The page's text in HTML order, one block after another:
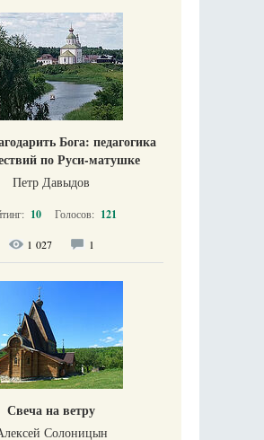
Бога: педагогика
по Руси-матушке
Петр Давыдов
10 Голосов: 121
1 027 1
Свеча на ветру
Солоницын